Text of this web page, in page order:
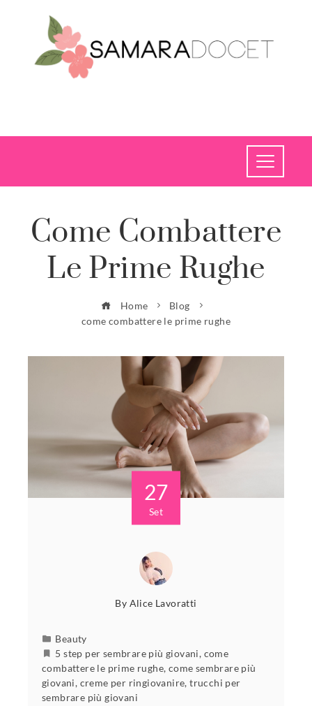
Come Combattere
Le Prime Rughe
Home
Blog
come combattere le prime rughe
27
Set
By Alice Lavoratti
Beauty
5 step per sembrare più giovani, come
combattere le prime rughe, come sembrare più
giovani, creme per ringiovanire,trucchi per
sembrare più giovani